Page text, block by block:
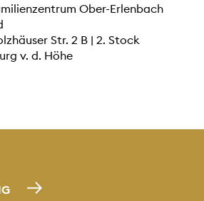
Ober-Erlenbach
Str. 2 B | 2. Stock
v. d. Höhe